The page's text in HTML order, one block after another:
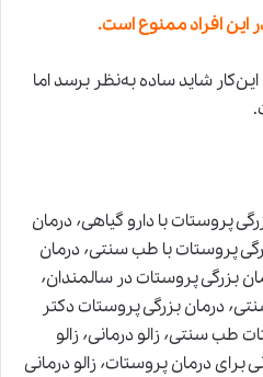
این افراد ممنوع است.
شاید ساده به‌نظر برسد اما
درمان بزرگی پروستات٬ درمان بزرگی پروستات با دارو گیاهی٬ درمان
بزرگی پروستات با زالو٬ درمان بزرگی پروستات با طب سنتی٬ درمان
بزرگی پروستات خیراندیش٬ درمان بزرگی پروستات در سالمندان٬
درمان بزرگی پروستات در طب سنتی٬ درمان بزرگی پروستات دکتر
خیراندیش٬ درمان بزرگی پروستات طب سنتی٬ زالو درمانی٬ زالو
درمانی برای پروستات٬ زالو درمانی برای درمان پروستات٬ زالو درمانی